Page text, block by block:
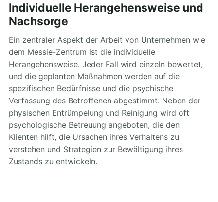
Individuelle Herangehensweise und
Nachsorge
Ein zentraler Aspekt der Arbeit von Unternehmen wie
dem Messie-Zentrum ist die individuelle
Herangehensweise. Jeder Fall wird einzeln bewertet,
und die geplanten Maßnahmen werden auf die
spezifischen Bedürfnisse und die psychische
Verfassung des Betroffenen abgestimmt. Neben der
physischen Entrümpelung und Reinigung wird oft
psychologische Betreuung angeboten, die den
Klienten hilft, die Ursachen ihres Verhaltens zu
verstehen und Strategien zur Bewältigung ihres
Zustands zu entwickeln.